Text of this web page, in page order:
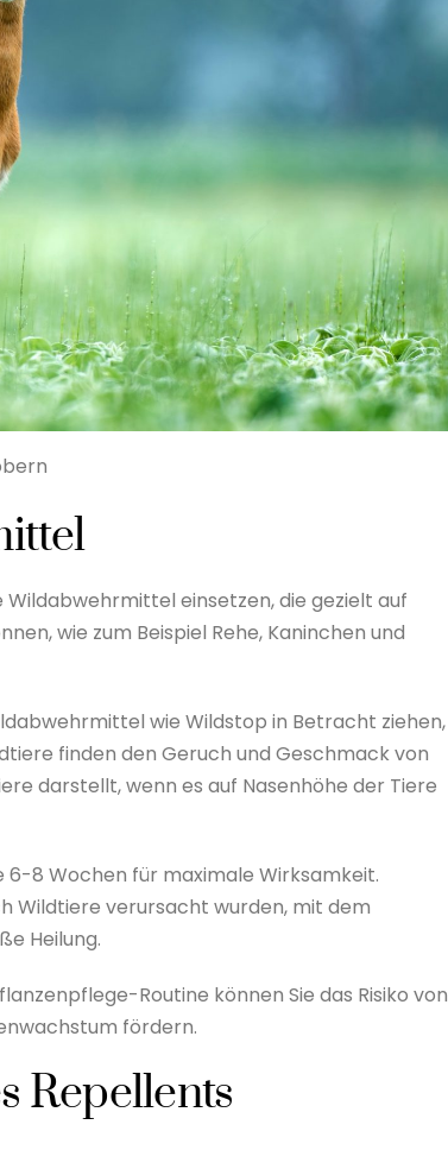
einsetzen, die gezielt auf
wie zum Beispiel Rehe, Kaninchen und
wie Wildstop in Betracht ziehen,
finden den Geruch und Geschmack von
darstellt, wenn es auf Nasenhöhe der Tiere
8 Wochen für maximale Wirksamkeit.
Wildtiere verursacht wurden, mit dem
Heilung.
Routine können Sie das Risiko von
fördern.
Repellents